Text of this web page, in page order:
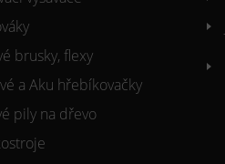
brusky, flexy
a Aku hřebíkovačky
pily na dřevo